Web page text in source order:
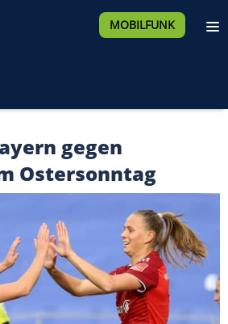
MOBILFUNK
gegen
Ostersonntag